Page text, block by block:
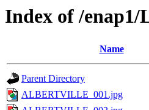
Index of /enap1/
Name
Parent Directory
ALBERTVILLE_001.jpg